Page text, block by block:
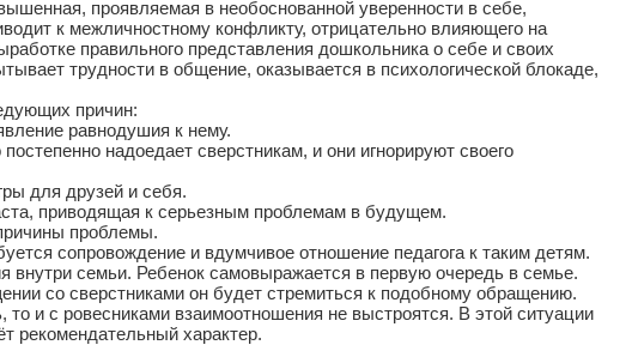
проявляемая в необоснованной уверенности в себе,
к межличностному конфликту, отрицательно влияющего на
правильного представления дошкольника о себе и своих
трудности в общение, оказывается в психологической блокаде,
причин:
равнодушия к нему.
надоедает сверстникам, и они игнорируют своего
для друзей и себя.
приводящая к серьезным проблемам в будущем.
проблемы.
сопровождение и вдумчивое отношение педагога к таким детям.
семьи. Ребенок самовыражается в первую очередь в семье.
со сверстниками он будет стремиться к подобному обращению.
и с ровесниками взаимоотношения не выстроятся. В этой ситуации
рекомендательный характер.